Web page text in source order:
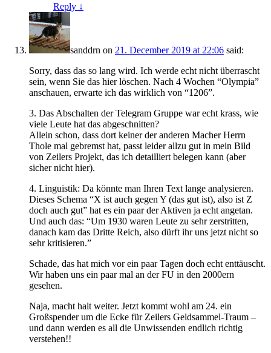
Reply ↓
sanddrn on 21. December 2019 at 22:06 said:
Sorry, dass das so lang wird. Ich werde echt nicht überrascht
sein, wenn Sie das hier löschen. Nach 4 Wochen “Olympia”
anschauen, erwarte ich das wirklich von “1206”.
3. Das Abschalten der Telegram Gruppe war echt krass, wie
viele Leute hat das abgeschnitten?
Allein schon, dass dort keiner der anderen Macher Herrn
Thole mal gebremst hat, passt leider allzu gut in mein Bild
von Zeilers Projekt, das ich detailliert belegen kann (aber
sicher nicht hier).
4. Linguistik: Da könnte man Ihren Text lange analysieren.
Dieses Schema “X ist auch gegen Y (das gut ist), also ist Z
doch auch gut” hat es ein paar der Aktiven ja echt angetan.
Und auch das: “Um 1930 waren Leute zu sehr zerstritten,
danach kam das Dritte Reich, also dürft ihr uns jetzt nicht so
sehr kritisieren.”
Schade, das hat mich vor ein paar Tagen doch echt enttäuscht.
Wir haben uns ein paar mal an der FU in den 2000ern
gesehen.
Naja, macht halt weiter. Jetzt kommt wohl am 24. ein
Großspender um die Ecke für Zeilers Geldsammel-Traum –
und dann werden es all die Unwissenden endlich richtig
verstehen!!